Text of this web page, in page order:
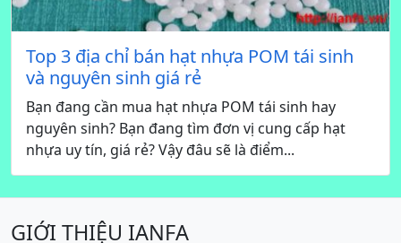
Top 3 địa chỉ bán hạt nhựa POM tái sinh
và nguyên sinh giá rẻ
Bạn đang cần mua hạt nhựa POM tái sinh hay
nguyên sinh? Bạn đang tìm đơn vị cung cấp hạt
nhựa uy tín, giá rẻ? Vậy đâu sẽ là điểm...
GIỚI THIỆU IANFA